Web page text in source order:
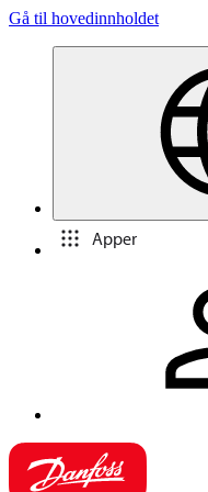
Gå til hovedinnholdet
Apper